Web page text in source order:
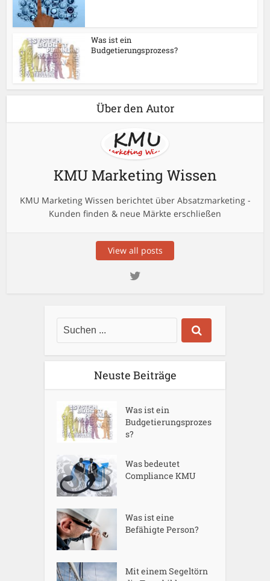
Was ist ein
Budgetierungsprozess?
Über den Autor
KMU Marketing Wissen
KMU Marketing Wissen berichtet über Absatzmarketing -
Kunden finden & neue Märkte erschließen
View all posts
Neuste Beiträge
Was ist ein
Budgetierungsprozes
s?
Was bedeutet
Compliance KMU
Was ist eine
Befähigte Person?
Mit einem Segeltörn